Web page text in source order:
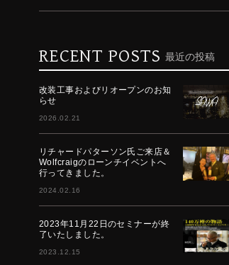
RECENT POSTS 最近の投稿
改装工事およびリオープンのお知
らせ
2026.02.21
リチャードパターソン氏ご来店＆
Wolfcraigのローンチイベントへ
行ってきました。
2024.02.16
2023年11月22日のセミナーが終
了いたしました。
2023.12.15